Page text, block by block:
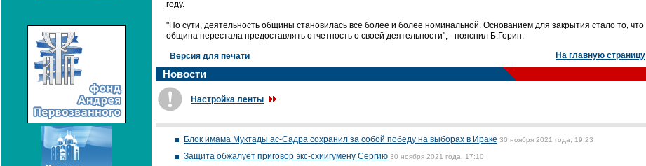
году.
"По сути, деятельность общины становилась все более и более номинальной. Основанием для закрытия стало то, что
община перестала предоставлять отчетность о своей деятельности", - пояснил Б.Горин.
Версия для печати На главную страницу
Новости
Настройка ленты
Блок имама Муктады ас-Садра сохранил за собой победу на выборах в Ираке 30 ноября 2021 года, 19:23
Защита обжалует приговор экс-схиигумену Сергию 30 ноября 2021 года, 17:10